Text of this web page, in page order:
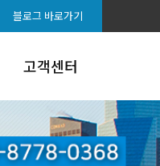
블로그 바로가기
고객센터